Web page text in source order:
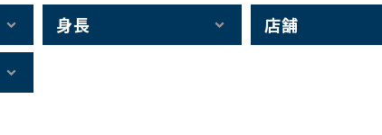
身長 店舗